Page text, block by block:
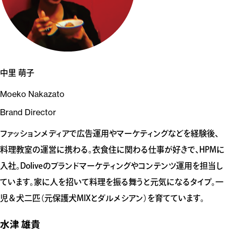
中里 萌子
Moeko Nakazato
Brand Director
ファッションメディアで広告運用やマーケティングなどを経験後、
料理教室の運営に携わる。衣食住に関わる仕事が好きで、HPMに
入社。Doliveのブランドマーケティングやコンテンツ運用を担当し
ています。家に人を招いて料理を振る舞うと元気になるタイプ。一
児＆犬二匹（元保護犬MIXとダルメシアン）を育てています。
水津 雄貴